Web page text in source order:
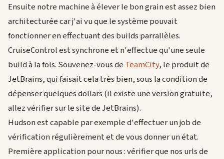
Ensuite notre machine à élever le bon grain est assez bien
architecturée car j'ai vu que le système pouvait
fonctionner en effectuant des builds parrallèles.
CruiseControl est synchrone et n'effectue qu'une seule
build à la fois. Souvenez-vous de TeamCity, le produit de
JetBrains, qui faisait cela très bien, sous la condition de
dépenser quelques dollars (il existe une version gratuite,
allez vérifier sur le site de JetBrains).
Hudson est capable par exemple d'effectuer un job de
vérification régulièrement et de vous donner un état.
Première application pour nous : vérifier que nos urls de